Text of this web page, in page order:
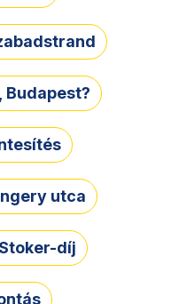
Budapest?
utca
díj